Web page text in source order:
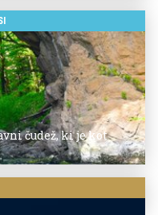
čudež, ki je kot